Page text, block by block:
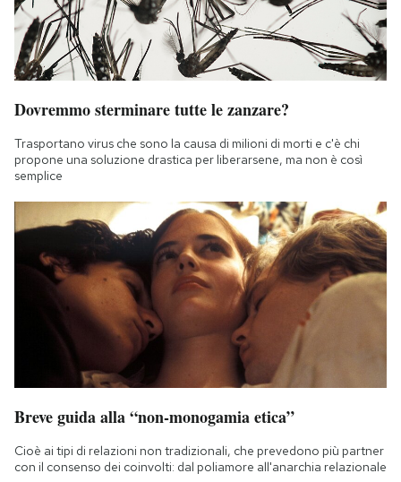
Dovremmo sterminare tutte le zanzare?
Trasportano virus che sono la causa di milioni di morti e c'è chi
propone una soluzione drastica per liberarsene, ma non è così
semplice
Breve guida alla “non-monogamia etica”
Cioè ai tipi di relazioni non tradizionali, che prevedono più partner
con il consenso dei coinvolti: dal poliamore all'anarchia relazionale